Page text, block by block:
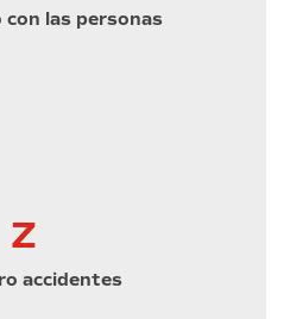
con las personas
Z
accidentes